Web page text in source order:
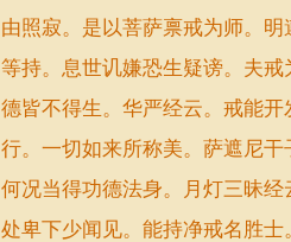
由照寂。是以菩萨禀戒为师。
等持。息世讥嫌恐生疑谤。夫
德皆不得生。华严经云。戒能
行。一切如来所称美。萨遮尼
何况当得功德法身。月灯三昧
处卑下少闻见。能持净戒名胜